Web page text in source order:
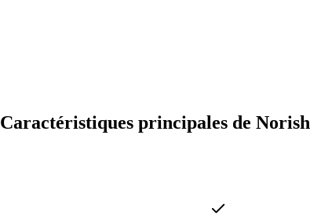
Caractéristiques principales de Norish